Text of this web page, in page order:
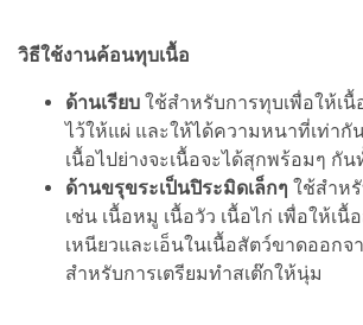
วิธีใช้งานค้อนทุบเนื้อ
ด้านเรียบ ใช้สำหรับการทุบเพื่อให้เนื้
ไว้ให้แผ่ และให้ได้ความหนาที่เท่ากั
เนื้อไปย่างจะเนื้อจะได้สุกพร้อมๆ กั
ด้านขรุขระเป็นปิระมิดเล็กๆ ใช้สำห
เช่น เนื้อหมู เนื้อวัว เนื้อไก่ เพื่อให้เ
เหนียวและเอ็นในเนื้อสัตว์ขาดออกจ
สำหรับการเตรียมทำสเต๊กให้นุ่ม